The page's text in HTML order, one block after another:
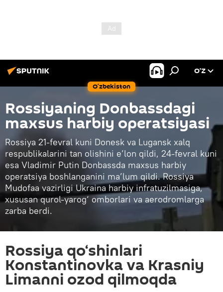
O‘zbekiston
O’Z
Rossiyaning Donbassdagi
maxsus harbiy operatsiyasi
Rossiya 21-fevral kuni Donesk va Lugansk xalq
respublikalarini tan olishini e’lon qildi, 24-fevral kuni
esa Vladimir Putin Donbassda maxsus harbiy
operatsiya boshlanganini ma’lum qildi. Rossiya
Mudofaa vazirligi Ukraina harbiy infratuzilmasiga,
xususan qurol-yarog‘ omborlari va aerodromlarga
zarba berdi.
Rossiya qo‘shinlari
Konstantinovka va Krasniy
Limanni ozod qilmoqda